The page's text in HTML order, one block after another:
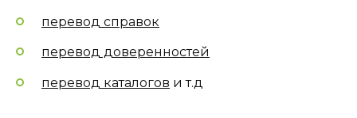
перевод справок
перевод доверенностей
перевод каталогов и т.д